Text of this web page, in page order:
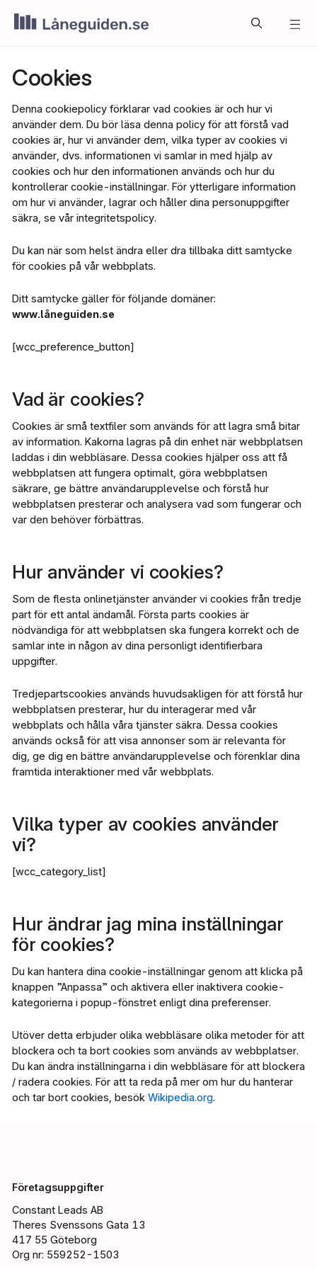
Cookies
Denna cookiepolicy förklarar vad cookies är och hur vi
använder dem. Du bör läsa denna policy för att förstå vad
cookies är, hur vi använder dem, vilka typer av cookies vi
använder, dvs. informationen vi samlar in med hjälp av
cookies och hur den informationen används och hur du
kontrollerar cookie-inställningar. För ytterligare information
om hur vi använder, lagrar och håller dina personuppgifter
säkra, se vår integritetspolicy.
Du kan när som helst ändra eller dra tillbaka ditt samtycke
för cookies på vår webbplats.
Ditt samtycke gäller för följande domäner:
www.låneguiden.se
[wcc_preference_button]
Vad är cookies?
Cookies är små textfiler som används för att lagra små bitar
av information. Kakorna lagras på din enhet när webbplatsen
laddas i din webbläsare. Dessa cookies hjälper oss att få
webbplatsen att fungera optimalt, göra webbplatsen
säkrare, ge bättre användarupplevelse och förstå hur
webbplatsen presterar och analysera vad som fungerar och
var den behöver förbättras.
Hur använder vi cookies?
Som de flesta onlinetjänster använder vi cookies från tredje
part för ett antal ändamål. Första parts cookies är
nödvändiga för att webbplatsen ska fungera korrekt och de
samlar inte in någon av dina personligt identifierbara
uppgifter.
Tredjepartscookies används huvudsakligen för att förstå hur
webbplatsen presterar, hur du interagerar med vår
webbplats och hålla våra tjänster säkra. Dessa cookies
används också för att visa annonser som är relevanta för
dig, ge dig en bättre användarupplevelse och förenklar dina
framtida interaktioner med vår webbplats.
Vilka typer av cookies använder
vi?
[wcc_category_list]
Hur ändrar jag mina inställningar
för cookies?
Du kan hantera dina cookie-inställningar genom att klicka på
knappen ”Anpassa” och aktivera eller inaktivera cookie-
kategorierna i popup-fönstret enligt dina preferenser.
Utöver detta erbjuder olika webbläsare olika metoder för att
blockera och ta bort cookies som används av webbplatser.
Du kan ändra inställningarna i din webbläsare för att blockera
/ radera cookies. För att ta reda på mer om hur du hanterar
och tar bort cookies, besök Wikipedia.org.
Företagsuppgifter
Constant Leads AB
Theres Svenssons Gata 13
417 55 Göteborg
Org nr: 559252-1503